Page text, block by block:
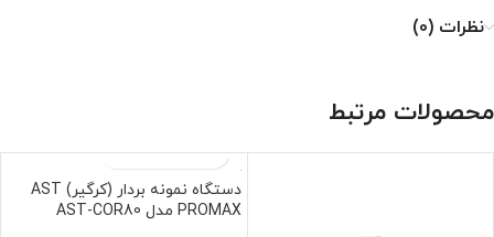
نظرات (0)
محصولات مرتبط
دستگاه نمونه بردار (کرگیر) AST
PROMAX مدل AST-COR80